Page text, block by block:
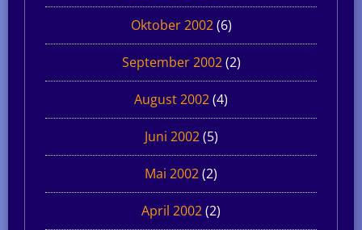
Oktober 2002(6)
September 2002(2)
August 2002(4)
Juni 2002(5)
Mai 2002(2)
April 2002(2)